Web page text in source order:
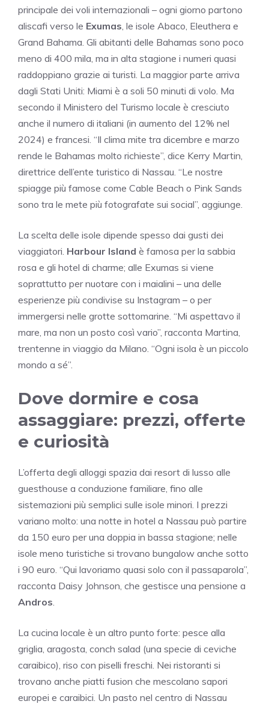
principale dei voli internazionali – ogni giorno partono
aliscafi verso le Exumas , le isole Abaco, Eleuthera e
Grand Bahama. Gli abitanti delle Bahamas sono poco
meno di 400 mila, ma in alta stagione i numeri quasi
raddoppiano grazie ai turisti. La maggior parte arriva
dagli Stati Uniti: Miami è a soli 50 minuti di volo. Ma
secondo il Ministero del Turismo locale è cresciuto
anche il numero di italiani (in aumento del 12% nel
2024) e francesi. “Il clima mite tra dicembre e marzo
rende le Bahamas molto richieste”, dice Kerry Martin,
direttrice dell’ente turistico di Nassau. “Le nostre
spiagge più famose come Cable Beach o Pink Sands
sono tra le mete più fotografate sui social”, aggiunge.
La scelta delle isole dipende spesso dai gusti dei
viaggiatori. Harbour Island è famosa per la sabbia
rosa e gli hotel di charme; alle Exumas si viene
soprattutto per nuotare con i maialini – una delle
esperienze più condivise su Instagram – o per
immergersi nelle grotte sottomarine. “Mi aspettavo il
mare, ma non un posto così vario”, racconta Martina,
trentenne in viaggio da Milano. “Ogni isola è un piccolo
mondo a sé”.
Dove dormire e cosa
assaggiare: prezzi, offerte
e curiosità
L’offerta degli alloggi spazia dai resort di lusso alle
guesthouse a conduzione familiare, fino alle
sistemazioni più semplici sulle isole minori. I prezzi
variano molto: una notte in hotel a Nassau può partire
da 150 euro per una doppia in bassa stagione; nelle
isole meno turistiche si trovano bungalow anche sotto
i 90 euro. “Qui lavoriamo quasi solo con il passaparola”,
racconta Daisy Johnson, che gestisce una pensione a
Andros
La cucina locale è un altro punto forte: pesce alla
griglia, aragosta, conch salad (una specie di ceviche
caraibico), riso con piselli freschi. Nei ristoranti si
trovano anche piatti fusion che mescolano sapori
europei e caraibici. Un pasto nel centro di Nassau